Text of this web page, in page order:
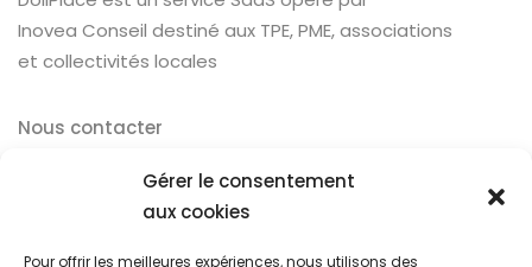
Gérer le consentement
aux cookies
Pour offrir les meilleures expériences, nous utilisons des
Inovea Conseil destiné aux TPE, PME, associations
et collectivités locales
Nous contacter
Tarifs